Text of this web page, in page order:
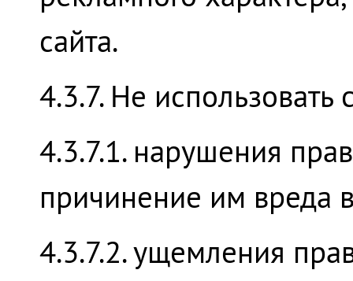
сайта.
4.3.7. Не
4.3.7.1. нарушения
причинение им вреда
4.3.7.2. ущемления